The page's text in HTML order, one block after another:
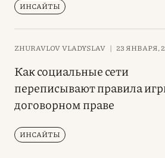
ИНСАЙТЫ
ZHURAVLOV VLADYSLAV | 23 ЯНВАРЯ,
Как социальные сети
переписывают правила
договорном праве
ИНСАЙТЫ